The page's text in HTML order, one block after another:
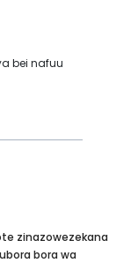
bei nafuu
zinazowezekana
bora wa